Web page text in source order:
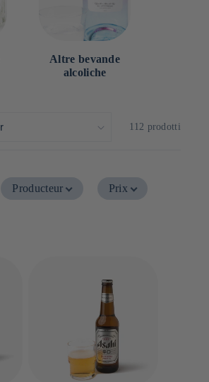
Altre bevande
alcoliche
112 prodotti
Producteur Prix